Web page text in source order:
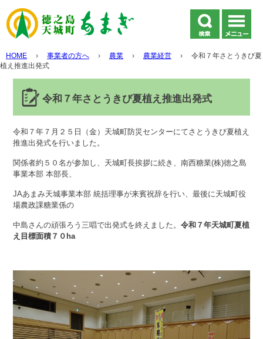
HOME › 事業者の方へ › 農業 › 農業経営 ›
令和７年さとうきび夏
植え推進出発式
令和７年さとうきび夏植え推進出発式
令和７年７月２５日（金）天城町防災センターにてさとうきび夏植え
推進出発式を行いました。
関係者約５０名が参加し、天城町長挨拶に続き、南西糖業(株)徳之島
事業本部 本部長、
JAあまみ天城事業本部 統括理事が来賓祝辞を行い、最後に天城町役
場農政課糖業係の
中島さんの頑張ろう三唱で出発式を終えました。令和７年天城町夏植
え目標面積７０ha